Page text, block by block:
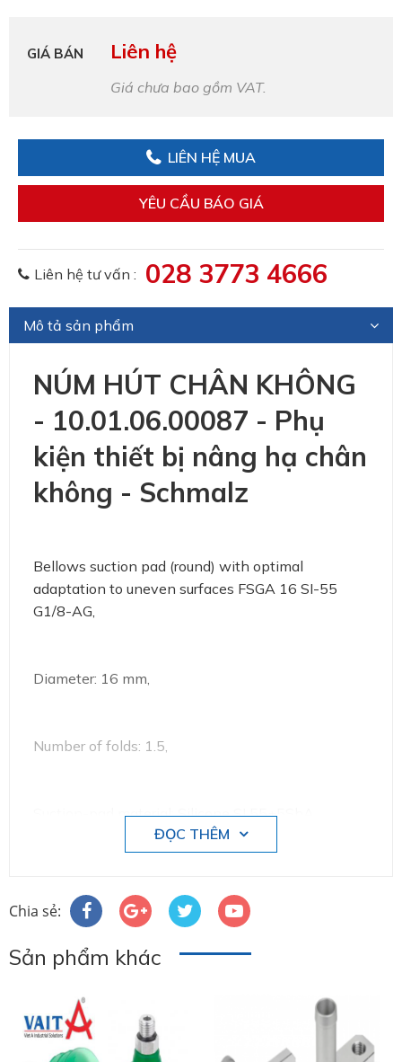
GIÁ BÁN Liên hệ
Giá chưa bao gồm VAT.
LIÊN HỆ MUA
YÊU CẦU BÁO GIÁ
Liên hệ tư vấn : 028 3773 4666
Mô tả sản phẩm
NÚM HÚT CHÂN KHÔNG
- 10.01.06.00087 - Phụ
kiện thiết bị nâng hạ chân
không - Schmalz
Bellows suction pad (round) with optimal
adaptation to uneven surfaces FSGA 16 SI-55
G1/8-AG,
Diameter: 16 mm,
Number of folds: 1.5,
Suction-pad material: Silicone SI 55±5ShA,
Vacuum connection: G1/8""-M
ĐỌC THÊM
Chia sẻ:
Sản phẩm khác